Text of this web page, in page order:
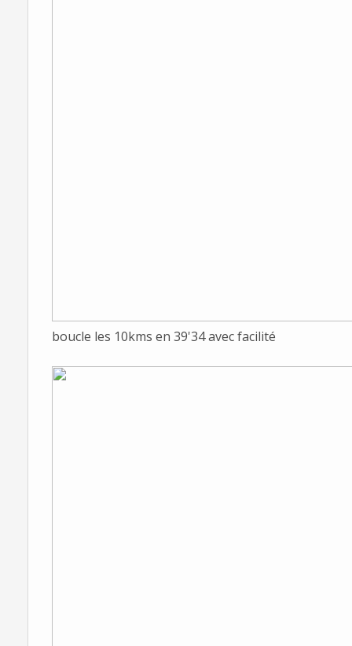
boucle les 10kms en 39'34 avec facilité